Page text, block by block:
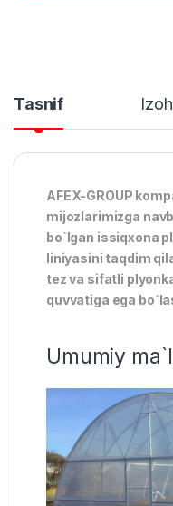
Tasnif
AFEX-GROUP
mijozlarimizga
bo`lgan issiqxona
liniyasini taqdim
tez va sifatli
quvvatiga ega
Umumiy